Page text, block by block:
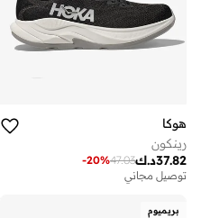
هوكا
رينكون
د.ك37.82
47.03
-20%
توصيل مجاني
بريميوم